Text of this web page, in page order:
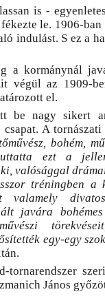
is -
le. 1906-
indulást. S ez a
a kormánynál
végül az 1909-
el.
be nagy sikert
A
bohém,
ezt a
valósággal
tréningben a
valamely
javára
egy-egy
tornarendszer
János